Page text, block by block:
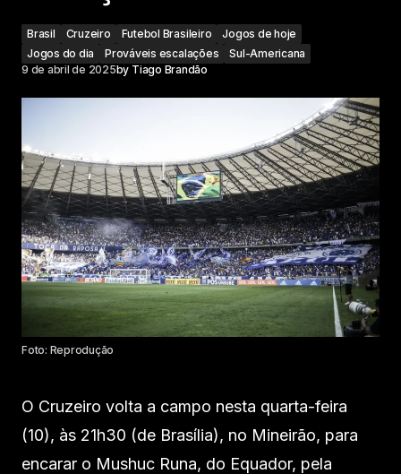
Brasil Cruzeiro Futebol Brasileiro
Jogos de hoje
Jogos do dia
Prováveis escalações
Sul-Americana
9 de abril de 2025by Tiago Brandão
Foto: Reprodução
O Cruzeiro volta a campo nesta quarta-feira
(10), às 21h30 (de Brasília), no Mineirão, para
encarar o Mushuc Runa, do Equador, pela